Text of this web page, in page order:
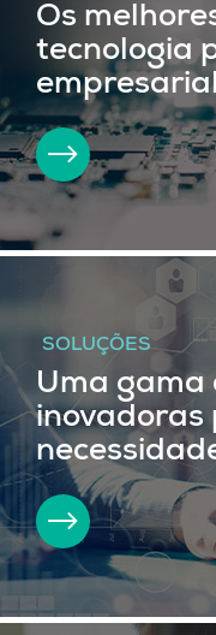
Os
tecnologia
SOLUÇÕES
Uma gama
inovadoras